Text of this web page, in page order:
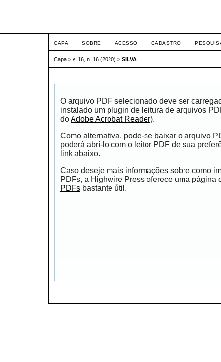
CAPA SOBRE ACESSO CADASTRO
Capa > v. 16, n. 16 (2020) > SILVA
O arquivo PDF selecionado deve ser
instalado um plugin de leitura de arquivos
doAdobe Acrobat Reader).
Como alternativa, pode-se baixar o arquivo
poderá abrí-lo com o leitor PDF de sua
link abaixo.
Caso deseje mais informações sobre como
PDFs, a Highwire Press oferece uma página
PDFs bastante útil.